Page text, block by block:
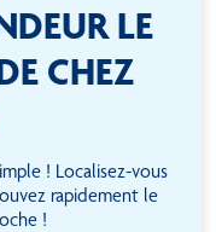
LE
CHEZ
! Localisez-vous
rapidement le
!